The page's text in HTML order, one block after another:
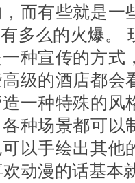
而有些就是一
多么的火爆。
种宣传的方式
级的酒店都会
一种特殊的风
种场景都可以
以手绘出其他
动漫的话基本